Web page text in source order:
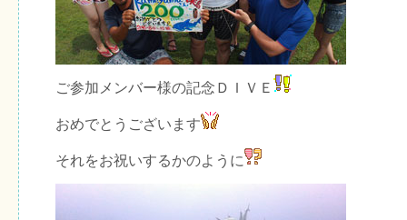
ご参加メンバー様の記念ＤＩＶＥ
おめでとうございます
それをお祝いするかのように